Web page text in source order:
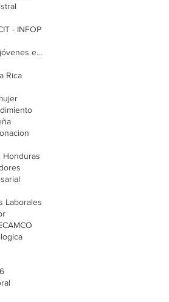
- INFOP
Convenio Cooperación jóvenes emprendedores
Rica
Honduras
Laborales